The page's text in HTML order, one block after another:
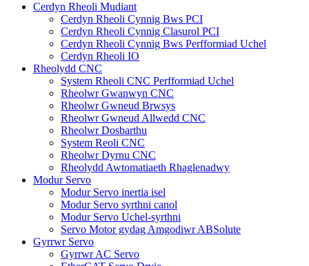
Cerdyn Rheoli Mudiant
Cerdyn Rheoli Cynnig Bws PCI
Cerdyn Rheoli Cynnig Clasurol PCI
Cerdyn Rheoli Cynnig Bws Perfformiad Uchel
Cerdyn Rheoli IO
Rheolydd CNC
System Rheoli CNC Perfformiad Uchel
Rheolwr Gwanwyn CNC
Rheolwr Gwneud Brwsys
Rheolwr Gwneud Allwedd CNC
Rheolwr Dosbarthu
System Reoli CNC
Rheolwr Dyrnu CNC
Rheolydd Awtomatiaeth Rhaglenadwy
Modur Servo
Modur Servo inertia isel
Modur Servo syrthni canol
Modur Servo Uchel-syrthni
Servo Motor gydag Amgodiwr ABSolute
Gyrrwr Servo
Gyrrwr AC Servo